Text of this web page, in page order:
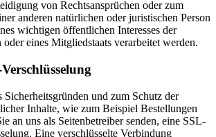
von Rechtsansprüchen oder zum
anderen natürlichen oder juristischen Person
wichtigen öffentlichen Interesses der
eines Mitgliedstaats verarbeitet werden.
Sicherheitsgründen und zum Schutz der
Inhalte, wie zum Beispiel Bestellungen
an uns als Seitenbetreiber senden, eine SSL-
Eine verschlüsselte Verbindung